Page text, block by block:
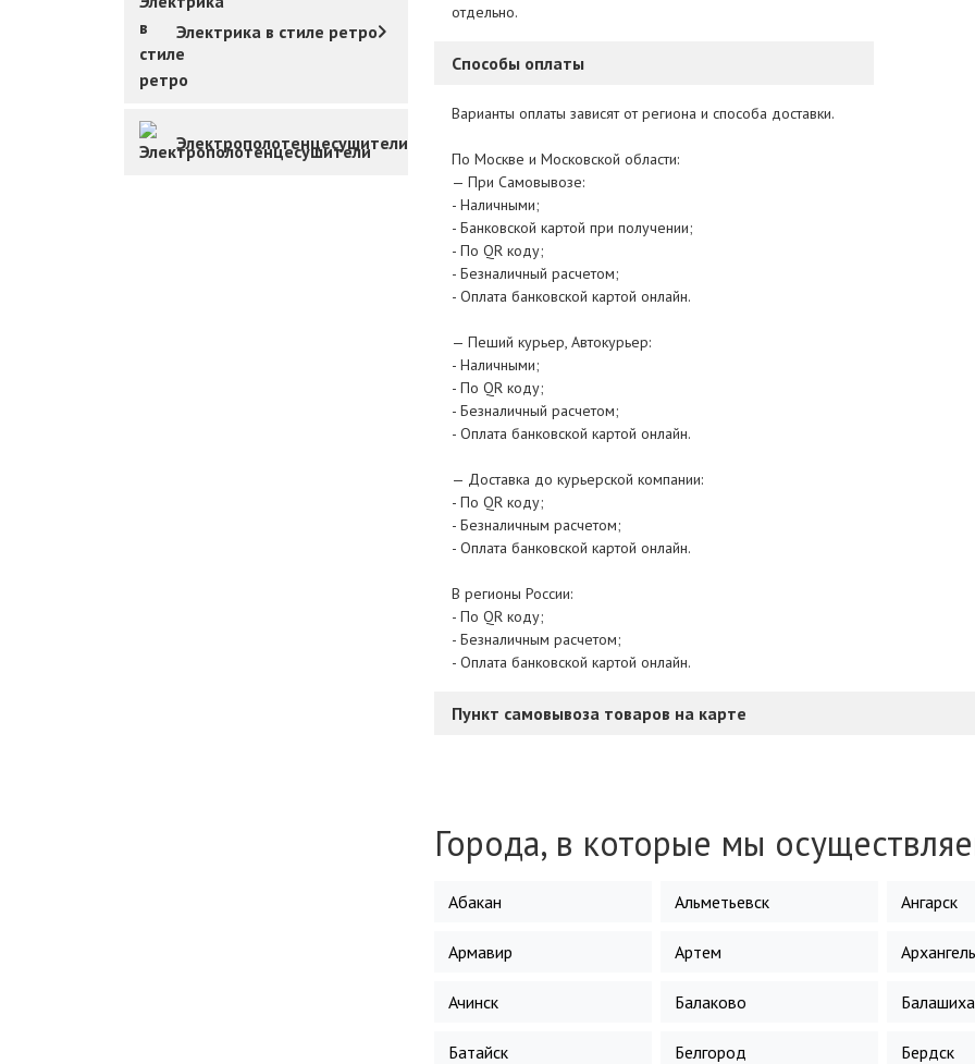
Электрика в стиле ретро
Электрополотенцесушители
отдельно.
Способы оплаты
Варианты оплаты зависят от региона и способа доставки.
По Москве и Московской области:
— При Самовывозе:
- Наличными;
- Банковской картой при получении;
- По QR коду;
- Безналичный расчетом;
- Оплата банковской картой онлайн.
— Пеший курьер, Автокурьер:
- Наличными;
- По QR коду;
- Безналичный расчетом;
- Оплата банковской картой онлайн.
— Доставка до курьерской компании:
- По QR коду;
- Безналичным расчетом;
- Оплата банковской картой онлайн.
В регионы России:
- По QR коду;
- Безналичным расчетом;
- Оплата банковской картой онлайн.
Пункт самовывоза товаров на карте
Города, в которые мы
Абакан Альметьевск Ангарск
Армавир Артем
Ачинск Балаково Балашиха
Батайск Белгород Бердск